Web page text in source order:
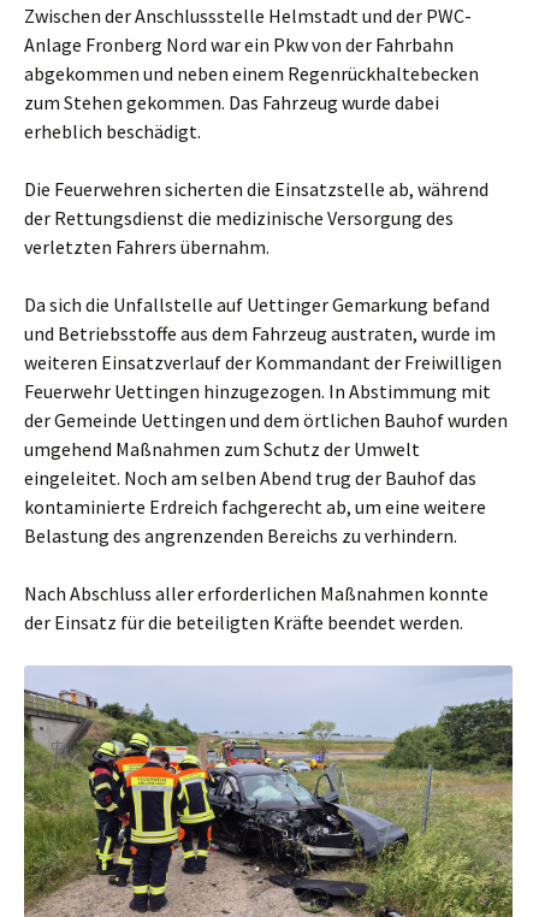
Zwischen der Anschlussstelle Helmstadt und der PWC-
Anlage Fronberg Nord war ein Pkw von der Fahrbahn
abgekommen und neben einem Regenrückhaltebecken
zum Stehen gekommen. Das Fahrzeug wurde dabei
erheblich beschädigt.
Die Feuerwehren sicherten die Einsatzstelle ab, während
der Rettungsdienst die medizinische Versorgung des
verletzten Fahrers übernahm.
Da sich die Unfallstelle auf Uettinger Gemarkung befand
und Betriebsstoffe aus dem Fahrzeug austraten, wurde im
weiteren Einsatzverlauf der Kommandant der Freiwilligen
Feuerwehr Uettingen hinzugezogen. In Abstimmung mit
der Gemeinde Uettingen und dem örtlichen Bauhof wurden
umgehend Maßnahmen zum Schutz der Umwelt
eingeleitet. Noch am selben Abend trug der Bauhof das
kontaminierte Erdreich fachgerecht ab, um eine weitere
Belastung des angrenzenden Bereichs zu verhindern.
Nach Abschluss aller erforderlichen Maßnahmen konnte
der Einsatz für die beteiligten Kräfte beendet werden.